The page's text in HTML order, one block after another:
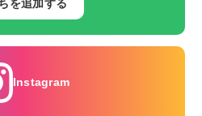
を追加する
Instagram